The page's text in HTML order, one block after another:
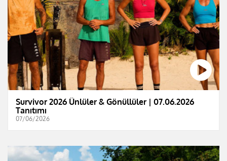
Survivor 2026 Ünlüler & Gönüllüler | 07.06.2026
Tanıtımı
07/06/2026